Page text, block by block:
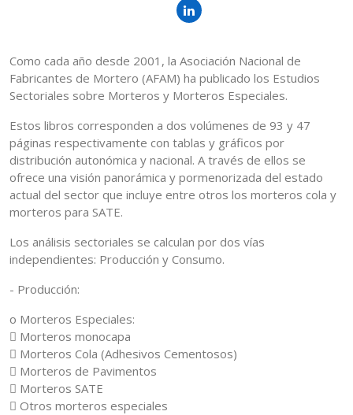
Como cada año desde 2001, la Asociación Nacional de
Fabricantes de Mortero (AFAM) ha publicado los Estudios
Sectoriales sobre Morteros y Morteros Especiales.
Estos libros corresponden a dos volúmenes de 93 y 47
páginas respectivamente con tablas y gráficos por
distribución autonómica y nacional. A través de ellos se
ofrece una visión panorámica y pormenorizada del estado
actual del sector que incluye entre otros los morteros cola y
morteros para SATE.
Los análisis sectoriales se calculan por dos vías
independientes: Producción y Consumo.
- Producción:
o Morteros Especiales:
 Morteros monocapa
 Morteros Cola (Adhesivos Cementosos)
 Morteros de Pavimentos
 Morteros SATE
 Otros morteros especiales